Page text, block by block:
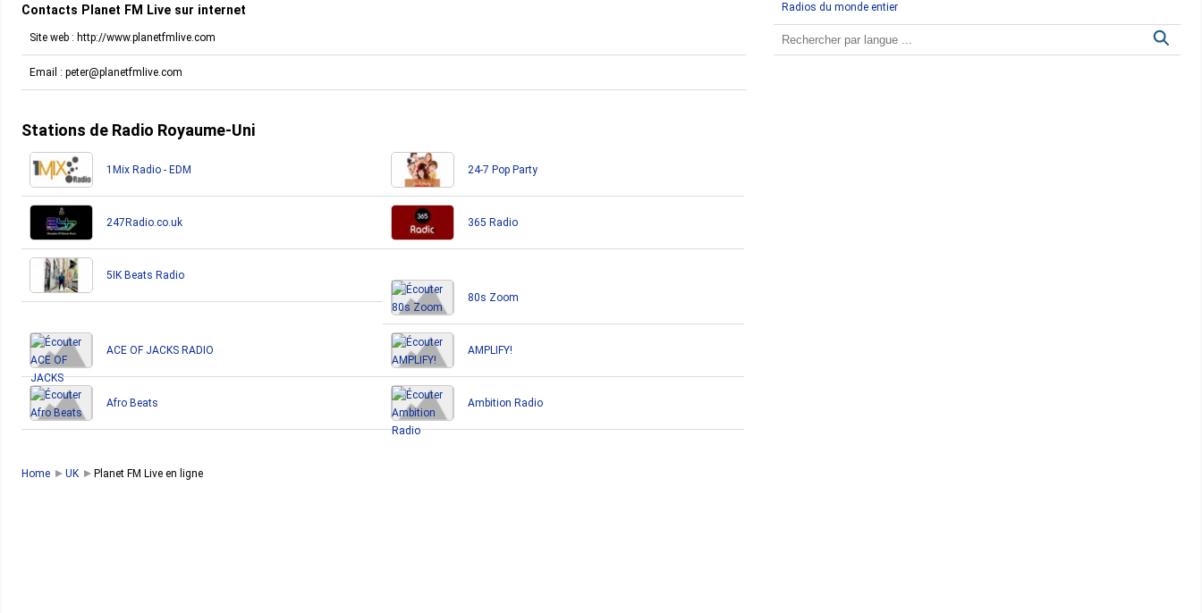
Contacts Planet FM Live sur internet
Site web : http://www.planetfmlive.com
Email : peter@planetfmlive.com
Stations de Radio Royaume-Uni
1Mix Radio - EDM 24-7 Pop Party
247Radio.co.uk 365 Radio
5IK Beats Radio
80s Zoom
ACE OF JACKS RADIO AMPLIFY!
Afro Beats Ambition Radio
Radios du monde entier
Home UK Planet FM Live en ligne